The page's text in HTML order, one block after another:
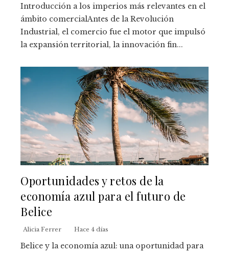
Introducción a los imperios más relevantes en el
ámbito comercialAntes de la Revolución
Industrial, el comercio fue el motor que impulsó
la expansión territorial, la innovación fin...
Oportunidades y retos de la
economía azul para el futuro de
Belice
Alicia Ferrer Hace 4 días
Belice y la economía azul: una oportunidad para